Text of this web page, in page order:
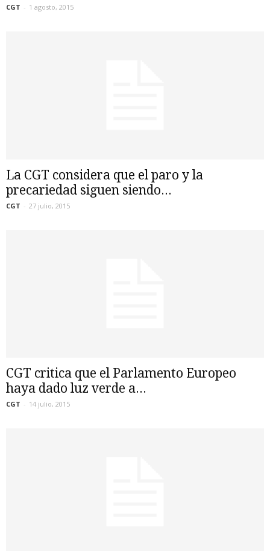
CGT - 1 agosto, 2015
La CGT considera que el paro y la
precariedad siguen siendo...
CGT - 27 julio, 2015
CGT critica que el Parlamento Europeo
haya dado luz verde a...
CGT - 14 julio, 2015